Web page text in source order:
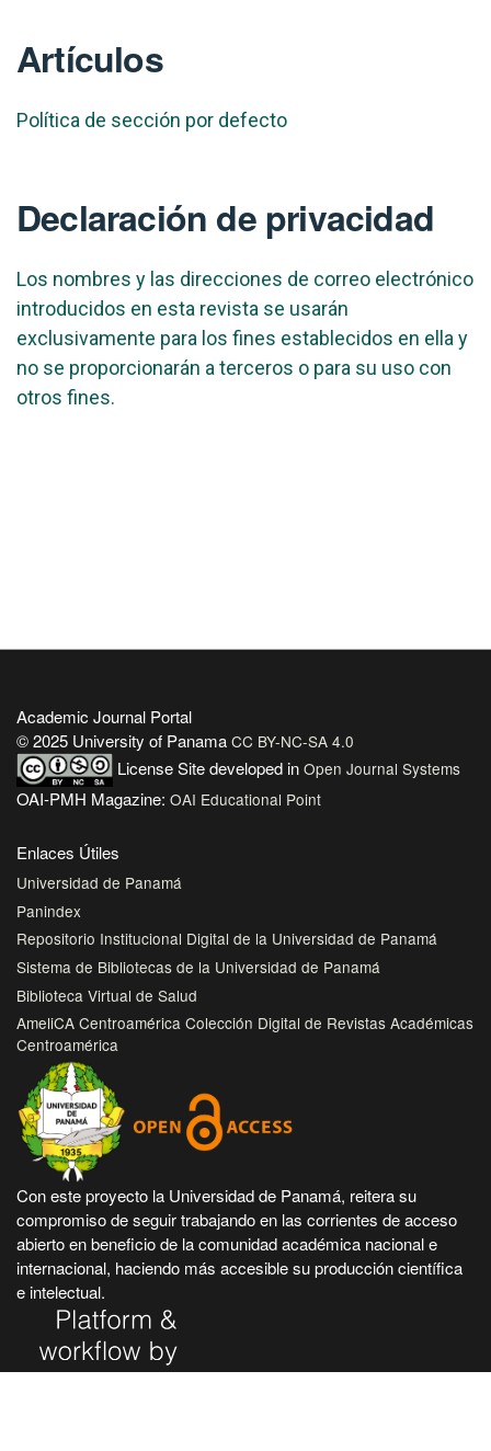
Artículos
Política de sección por defecto
Declaración de privacidad
Los nombres y las direcciones de correo electrónico
introducidos en esta revista se usarán
exclusivamente para los fines establecidos en ella y
no se proporcionarán a terceros o para su uso con
otros fines.
Academic Journal Portal
© 2025 University of Panama CC BY-NC-SA 4.0
LicenseSite developed in Open Journal Systems
OAI-PMH Magazine: OAI Educational Point
Enlaces Útiles
Universidad de Panamá
Panindex
Repositorio Institucional Digital de la Universidad de Panamá
Sistema de Bibliotecas de la Universidad de Panamá
Biblioteca Virtual de Salud
AmeliCA Centroamérica Colección Digital de Revistas Académicas
Centroamérica
Con este proyecto la Universidad de Panamá, reitera su
compromiso de seguir trabajando en las corrientes de acceso
abierto en beneficio de la comunidad académica nacional e
internacional, haciendo más accesible su producción científica
e intelectual.